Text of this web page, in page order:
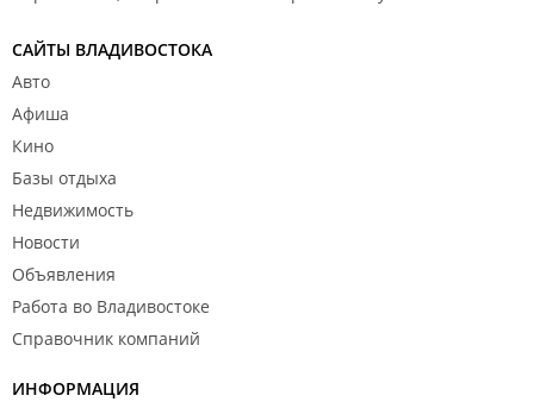
САЙТЫ ВЛАДИВОСТОКА
Авто
Афиша
Кино
Базы отдыха
Недвижимость
Новости
Объявления
Работа во Владивостоке
Справочник компаний
ИНФОРМАЦИЯ